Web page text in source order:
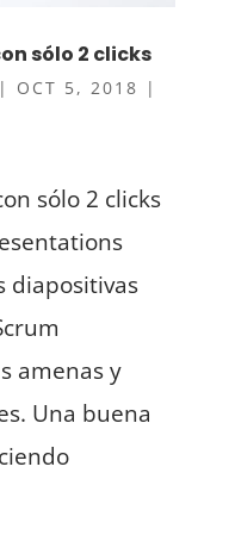
sólo 2 clicks
| OCT 5, 2018 |
sólo 2 clicks
diapositivas
amenas y
Una buena